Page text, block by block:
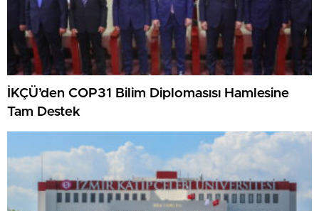
İKÇÜ’den COP31 Bilim Diplomasısı Hamlesine
Tam Destek